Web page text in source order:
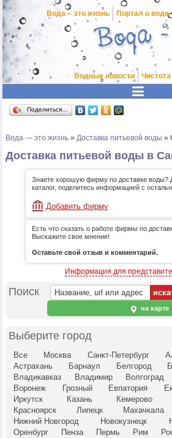
Вода – это жизнь Портал о воде
Водные новости
Поделиться…
Вода — это жизнь » Доставка питьевой воды »
Доставка питьевой воды в
Знаете хорошую фирму по доставке воды?
каталог, поделитесь информацией с
Добавить фирму
Есть что сказать о работе фирмы по
Выскажите свое мнение!
Оставьте свой отзыв и комментарий.
Информация для
Поиск
на карте
Выберите город
Все Москва Санкт-Петербург
Астрахань
Барнаул Белгород
Владикавказ
Владимир Волгоград
Воронеж
Грозный Евпатория
Иркутск
Казань Кемерово
Красноярск
Липецк Махачкала
Нижний Новгород
Новокузнецк
Оренбург
Пенза Пермь Рим